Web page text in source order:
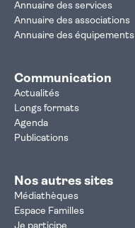
Annuaire des services
Annuaire des associations
Annuaire des équipements
Communication
Actualités
Longs formats
Agenda
Publications
Nos autres sites
Médiathèques
Espace Familles